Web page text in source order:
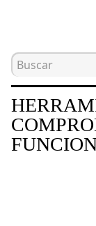
Inicio